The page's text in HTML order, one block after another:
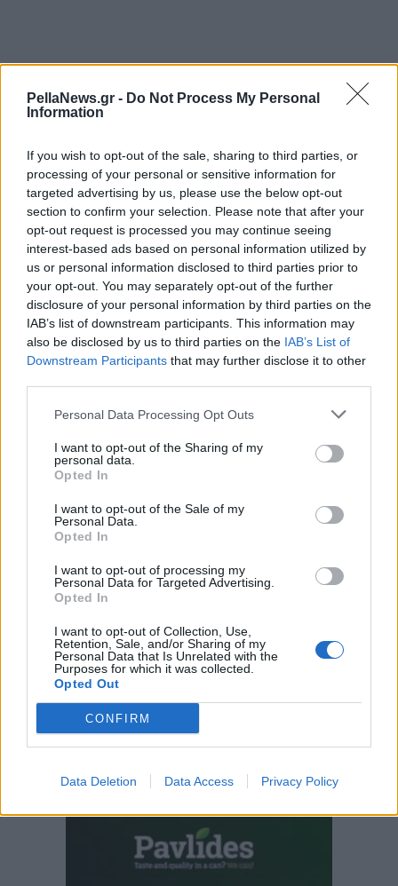
PellaNews.gr - Do Not Process My Personal
Information
If you wish to opt-out of the sale, sharing to third parties, or
processing of your personal or sensitive information for
targeted advertising by us, please use the below opt-out
section to confirm your selection. Please note that after your
opt-out request is processed you may continue seeing
interest-based ads based on personal information utilized by
us or personal information disclosed to third parties prior to
your opt-out. You may separately opt-out of the further
disclosure of your personal information by third parties on the
IAB’s list of downstream participants. This information may
also be disclosed by us to third parties on the IAB’s List of
Downstream Participants that may further disclose it to other
Personal Data Processing Opt Outs
I want to opt-out of the Sharing of my
personal data.
Opted In
I want to opt-out of the Sale of my
Personal Data.
Opted In
I want to opt-out of processing my
Personal Data for Targeted Advertising.
Opted In
I want to opt-out of Collection, Use,
Retention, Sale, and/or Sharing of my
Personal Data that Is Unrelated with the
Purposes for which it was collected.
Opted Out
CONFIRM
Data Deletion Data Access Privacy Policy